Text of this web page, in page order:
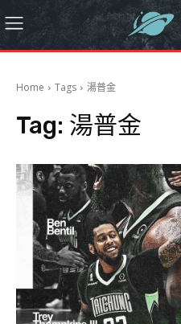
Home Tags 湯普金
Tag: 湯普金